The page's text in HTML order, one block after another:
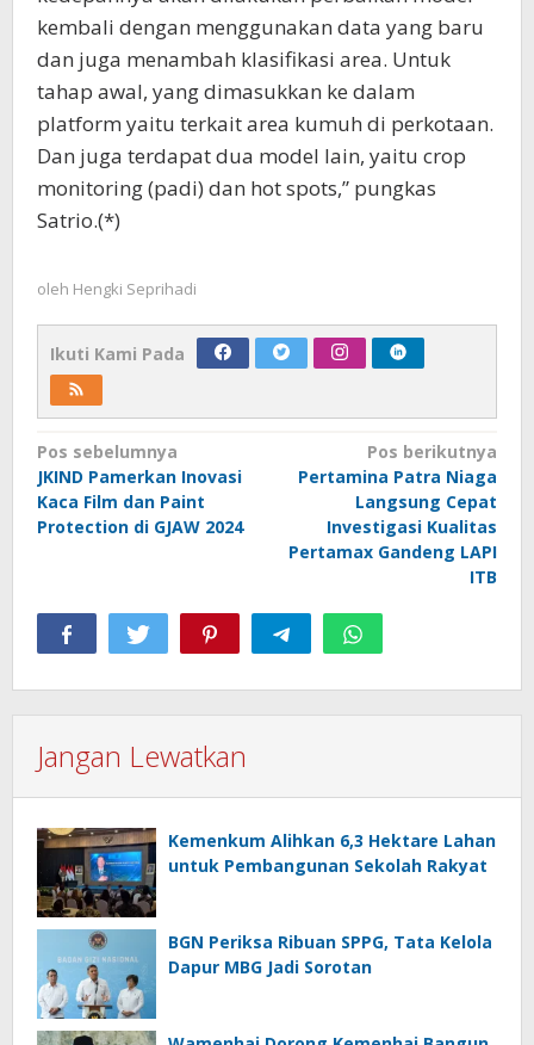
kembali dengan menggunakan data yang baru
dan juga menambah klasifikasi area. Untuk
tahap awal, yang dimasukkan ke dalam
platform yaitu terkait area kumuh di perkotaan.
Dan juga terdapat dua model lain, yaitu crop
monitoring (padi) dan hot spots,” pungkas
Satrio.(*)
oleh Hengki Seprihadi
Ikuti Kami Pada
Navigasi
pos
Pos sebelumnya
JKIND Pamerkan Inovasi
Kaca Film dan Paint
Protection di GJAW 2024
Pos berikutnya
Pertamina Patra Niaga
Langsung Cepat
Investigasi Kualitas
Pertamax Gandeng LAPI
ITB
Jangan Lewatkan
Kemenkum Alihkan 6,3 Hektare Lahan
untuk Pembangunan Sekolah Rakyat
BGN Periksa Ribuan SPPG, Tata Kelola
Dapur MBG Jadi Sorotan